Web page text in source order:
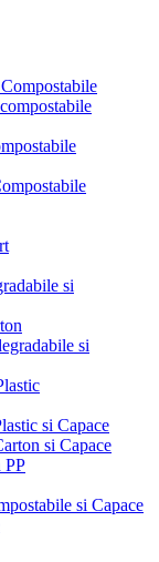
si
si
si Capace
si Capace
PP
si Capace